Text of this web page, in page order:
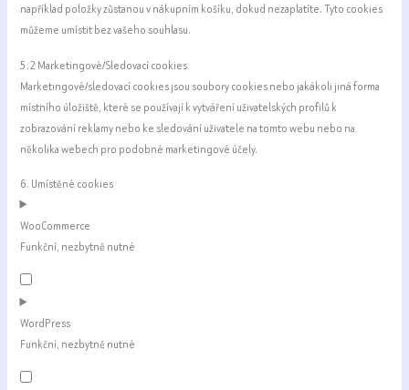
například položky zůstanou v nákupním košíku, dokud nezaplatíte. Tyto cookies
můžeme umístit bez vašeho souhlasu.
5.2 Marketingové/Sledovací cookies
Marketingové/sledovací cookies jsou soubory cookies nebo jakákoli jiná forma
místního úložiště, které se používají k vytváření uživatelských profilů k
zobrazování reklamy nebo ke sledování uživatele na tomto webu nebo na
několika webech pro podobné marketingové účely.
6. Umístěné cookies
WooCommerce
Funkční, nezbytně nutné
Consent
to
service
woocommerce
WordPress
Funkční, nezbytně nutné
Consent